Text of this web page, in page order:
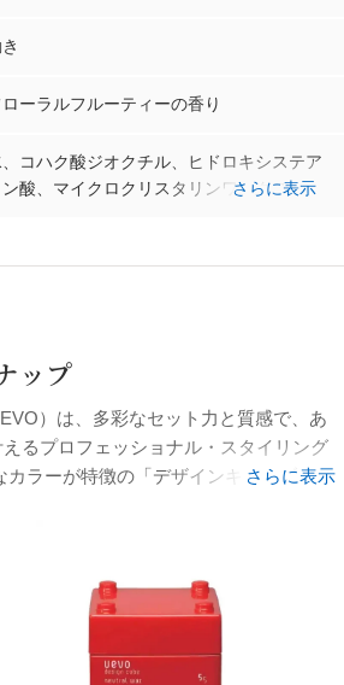
ローラルフルーティーの香り
コハク酸ジオクチル、ヒドロキシステア
ン酸、マイクロクリスタリンワックス、セ
ジペンタエリスリチル、キャンデリラロ
アミノプロピルフェニルトリメチコン、
酸ステアレス-20）クロスポリマー、ラウ
硫酸Na、PEG-9M、PEG-90M、マイ
酸化チタン、水酸化Na、水酸化Al、
さらに表示
ップ
）は、多彩なセット力と質感で、あ
るプロフェッショナル・スタイリング
カラーが特徴の「デザインキューブ」
もちろん、ワックスを混ぜ合わせるこ
感をクリエイトできます。
さらに表示